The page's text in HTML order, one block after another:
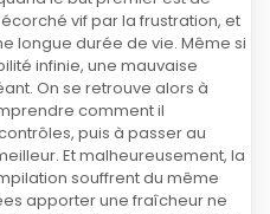
vif par la frustration, et
longue durée de vie. Même si
infinie, une mauvaise
On se retrouve alors à
comment il
puis à passer au
Et malheureusement, la
souffrent du même
apporter une fraîcheur ne